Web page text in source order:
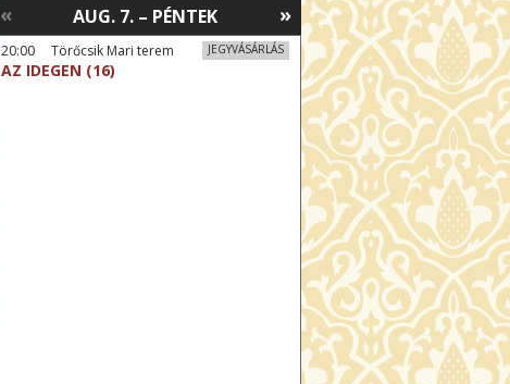
»
AUG. 7. – PÉNTEK
«
JEGYVÁSÁRLÁS
20:00 Törőcsik Mari terem
AZ IDEGEN (16)